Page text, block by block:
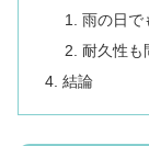
雨の日で
耐久性も
結論